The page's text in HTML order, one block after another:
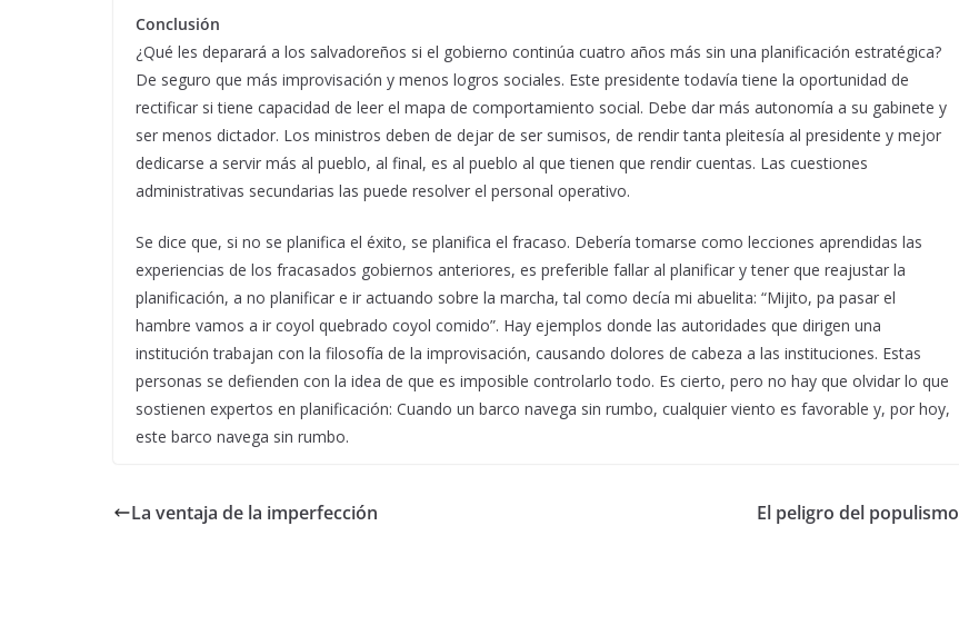
Conclusión
¿Qué les deparará a los salvadoreños si el gobierno continúa cuatro años más sin una planificación estratégica?
De seguro que más improvisación y menos logros sociales. Este presidente todavía tiene la oportunidad de
rectificar si tiene capacidad de leer el mapa de comportamiento social. Debe dar más autonomía a su gabinete y
ser menos dictador. Los ministros deben de dejar de ser sumisos, de rendir tanta pleitesía al presidente y mejor
dedicarse a servir más al pueblo, al final, es al pueblo al que tienen que rendir cuentas. Las cuestiones
administrativas secundarias las puede resolver el personal operativo.
Se dice que, si no se planifica el éxito, se planifica el fracaso. Debería tomarse como lecciones aprendidas las
experiencias de los fracasados gobiernos anteriores, es preferible fallar al planificar y tener que reajustar la
planificación, a no planificar e ir actuando sobre la marcha, tal como decía mi abuelita: “Mijito, pa pasar el
hambre vamos a ir coyol quebrado coyol comido”. Hay ejemplos donde las autoridades que dirigen una
institución trabajan con la filosofía de la improvisación, causando dolores de cabeza a las instituciones. Estas
personas se defienden con la idea de que es imposible controlarlo todo. Es cierto, pero no hay que olvidar lo que
sostienen expertos en planificación: Cuando un barco navega sin rumbo, cualquier viento es favorable y, por hoy,
este barco navega sin rumbo.
La ventaja de la imperfección El peligro del populismo